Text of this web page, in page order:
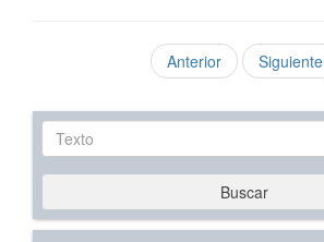
Anterior Siguiente
Texto
Buscar